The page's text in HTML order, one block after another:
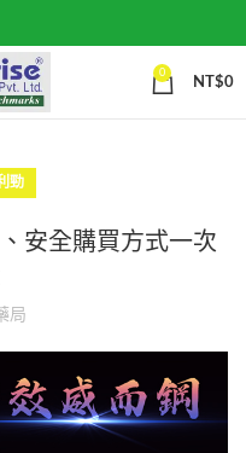
0
NT$0
勁
安全購買方式一次
局